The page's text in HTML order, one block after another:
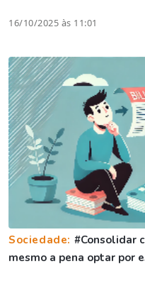
16/10/2025 às 11:01
Sociedade: #Consolidar
mesmo a pena optar por